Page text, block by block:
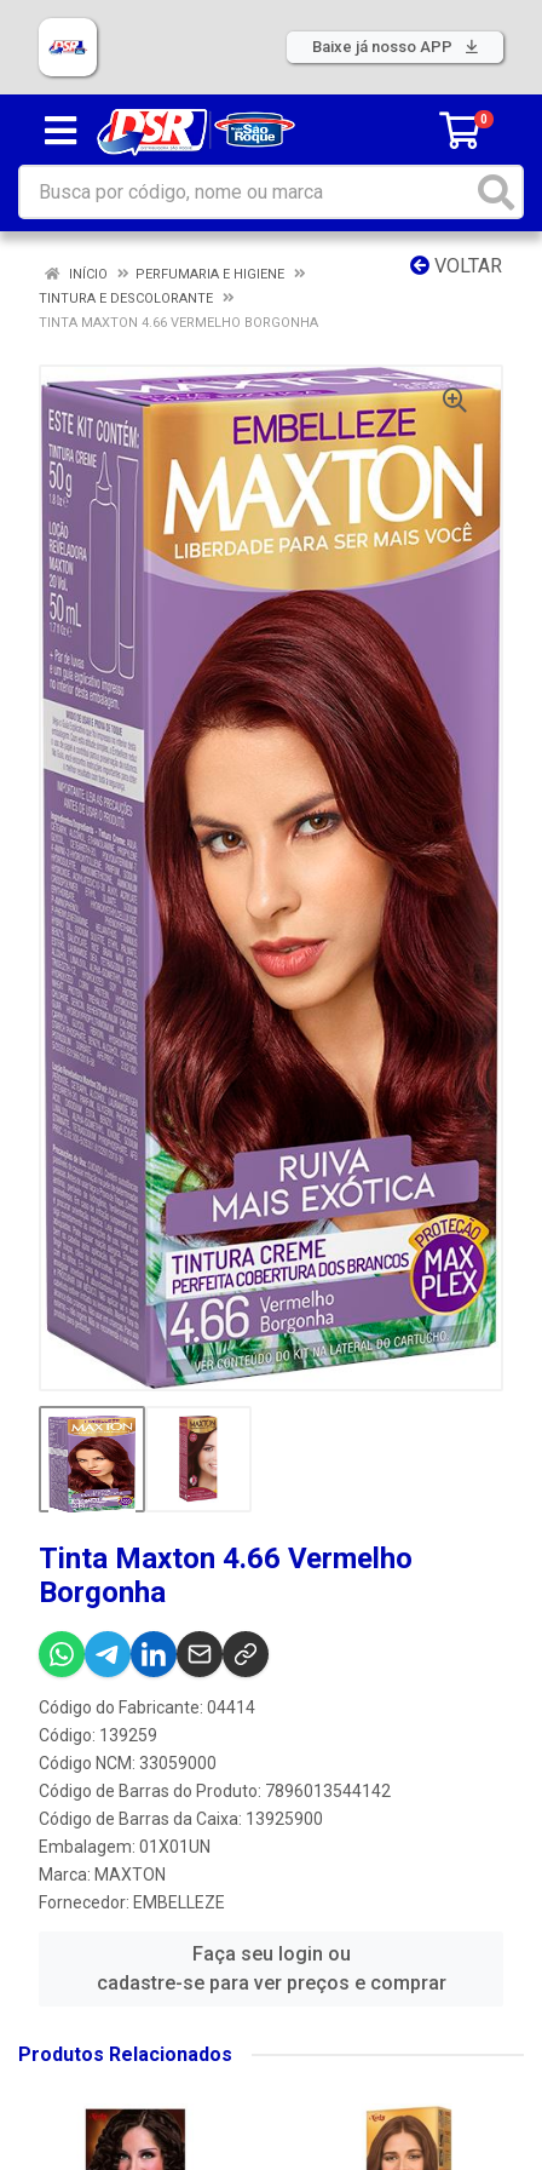
Baixe já nosso APP
0
VOLTAR
INÍCIO
PERFUMARIA E HIGIENE
TINTURA E DESCOLORANTE
TINTA MAXTON 4.66 VERMELHO BORGONHA
Tinta Maxton 4.66 Vermelho
Borgonha
Código do Fabricante: 04414
Código: 139259
Código NCM: 33059000
Código de Barras do Produto: 7896013544142
Código de Barras da Caixa: 13925900
Embalagem: 01X01UN
Marca: MAXTON
Fornecedor: EMBELLEZE
Faça seu login ou
cadastre-se para ver preços e comprar
Produtos Relacionados